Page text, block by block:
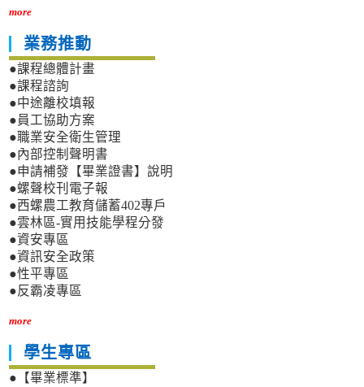
more
業務推動
●課程總體計畫
●課程諮詢
●中途離校填報
●員工協助方案
●職業安全衛生管理
●內部控制聲明書
●申請補發【畢業證書】說明
●螺聲校刊電子報
●西螺農工教育儲蓄402專戶
●雲林區-實用技能學程分發
●資安專區
●資訊安全政策
●性平專區
●反霸凌專區
more
學生專區
●【畢業標準】